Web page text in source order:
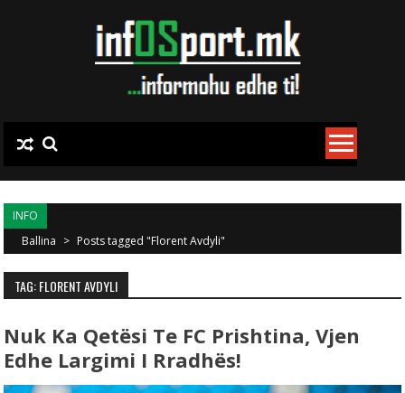
INFO
Ballina > Posts tagged "Florent Avdyli"
TAG: FLORENT AVDYLI
Nuk Ka Qetësi Te FC Prishtina, Vjen
Edhe Largimi I Rradhës!